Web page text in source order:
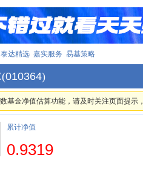
泰达精选 嘉实服务 易基策略
(010364)
基金净值估算功能，请及时关注页面提示
累计净值
0.9319